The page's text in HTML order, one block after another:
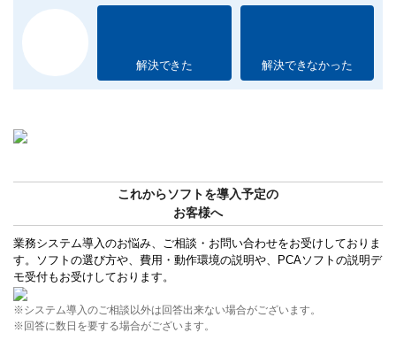
解決できた 解決できなかった
これからソフトを導入予定の
お客様へ
業務システム導入のお悩み、ご相談・お問い合わせをお受けしておりま
す。ソフトの選び方や、費用・動作環境の説明や、PCAソフトの説明デ
モ受付もお受けしております。
※システム導入のご相談以外は回答出来ない場合がございます。
※回答に数日を要する場合がございます。